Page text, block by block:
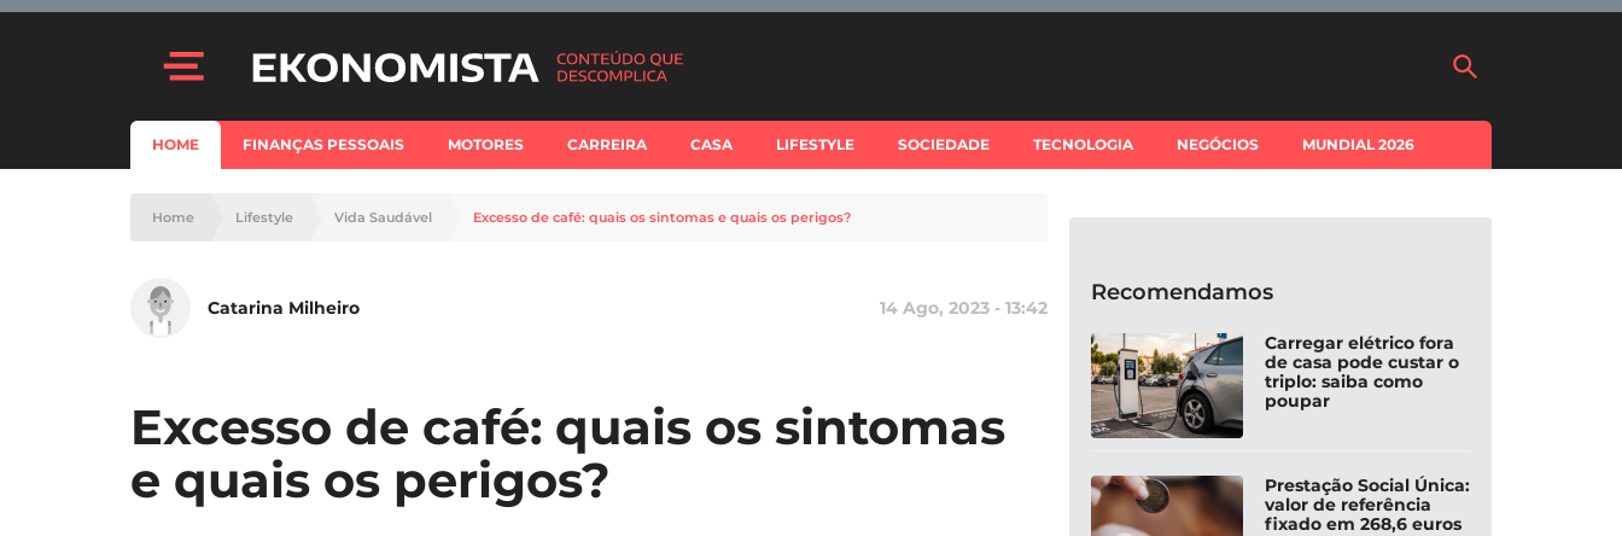
HOME FINANÇAS PESSOAIS MOTORES CARREIRA CASA LIFESTYLE SOCIEDADE TECNOLOGIA NEGÓCIOS MUNDIAL 2026
Home Lifestyle Vida Saudável Excesso de café: quais os sintomas e quais os perigos?
Catarina Milheiro 14 Ago, 2023 - 13:42
Excesso de café: quais os sintomas
e quais os perigos?
Recomendamos
Carregar elétrico fora
de casa pode custar o
triplo: saiba como
poupar
Prestação Social Única:
valor de referência
fixado em 268,6 euros